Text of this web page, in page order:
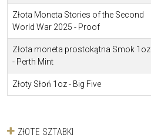
Złota Moneta Stories of the Second
World War 2025 - Proof
Złota moneta prostokątna Smok 1oz
- Perth Mint
Złoty Słoń 1oz - Big Five
ZłOTE SZTABKI